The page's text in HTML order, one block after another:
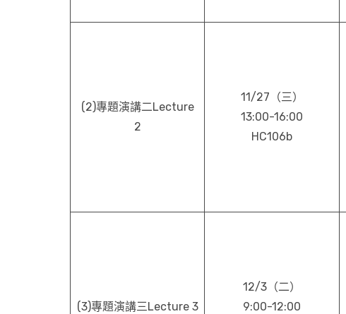
(2)專題演講二Lecture
2
11/27（三）
13:00-16:00
HC106b
(3)專題演講三Lecture 3
12/3（二）
9:00-12:00